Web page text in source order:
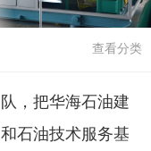
查看分类
，把华海石油建
石油技术服务基